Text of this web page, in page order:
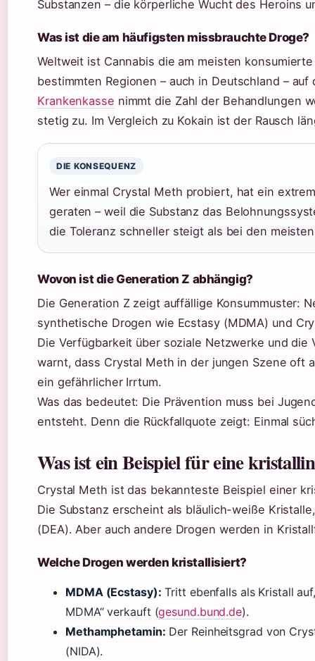
Substanzen – die körperliche Wucht des Heroins
Was ist die am häufigsten missbrauchte Droge?
Weltweit ist Cannabis die am meisten
bestimmten Regionen – auch in Deutschland –
Krankenkasse nimmt die Zahl der Behandlungen
stetig zu. Im Vergleich zu Kokain ist der Rausch
DIE KONSEQUENZ
Wer einmal Crystal Meth probiert, hat ein
geraten – weil die Substanz das
die Toleranz schneller steigt als bei den
Wovon ist die Generation Z abhängig?
Die Generation Z zeigt auffällige Konsummuster:
synthetische Drogen wie Ecstasy (MDMA) und
Die Verfügbarkeit über soziale Netzwerke und
warnt, dass Crystal Meth in der jungen Szene oft
ein gefährlicher Irrtum.
Was das bedeutet: Die Prävention muss bei
entsteht. Denn die Rückfallquote zeigt: Einmal
Was ist ein Beispiel für eine
Crystal Meth ist das bekannteste Beispiel einer
Die Substanz erscheint als bläulich-weiße
(DEA). Aber auch andere Drogen werden in
Welche Drogen werden kristallisiert?
MDMA (Ecstasy): Tritt ebenfalls als Kristall
MDMA“ verkauft (gesund.bund.de).
Methamphetamin: Der Reinheitsgrad von
(NIDA).